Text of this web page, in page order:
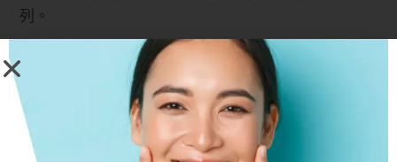
列。
2.矯正拉中線為什麼那麼難？
矯正拉中線是一項具有挑戰性的任務， 因為它需要考
慮到多個因素。首先，牙齒的移動需要根據牙齒的位
置、咬合關係以及個人的口腔結構進行精確的計劃和